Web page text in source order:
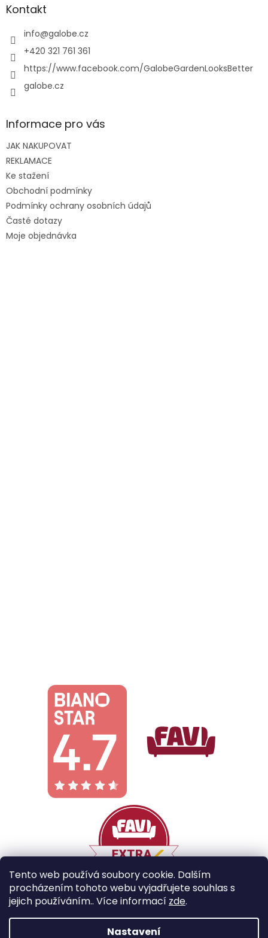
Tento web používá soubory cookie. Dalším
procházením tohoto webu vyjadřujete souhlas s
jejich používáním.. Více informací zde.
Nastavení
aKontakt
info@galobe.cz
+420 321 761 361
https://www.facebook.com/GalobeGardenLooksBetter
galobe.cz
Informace pro vás
JAK NAKUPOVAT
REKLAMACE
Ke stažení
Obchodní podmínky
Podmínky ochrany osobních údajů
Časté dotazy
Moje objednávka